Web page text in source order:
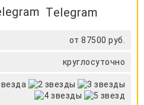
Telegram
от 87500 руб.
круглосуточно